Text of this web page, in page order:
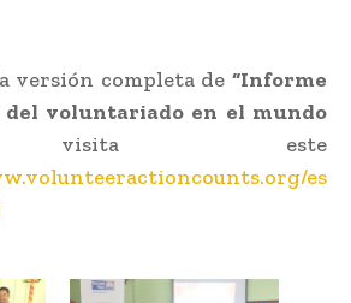
versión completa de “Informe
del voluntariado en el mundo
este
es